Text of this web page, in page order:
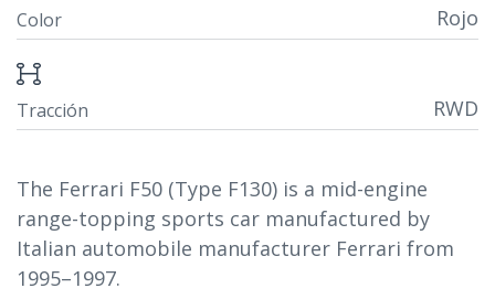
Color Rojo
Tracción RWD
The Ferrari F50 (Type F130) is a mid-engine
range-topping sports car manufactured by
Italian automobile manufacturer Ferrari from
1995–1997.